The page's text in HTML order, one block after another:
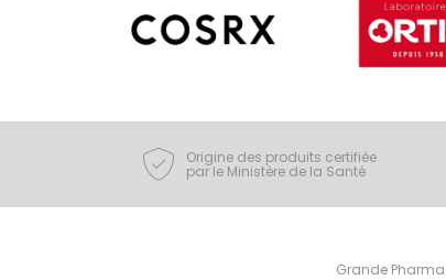
Origine des produits certifiée
par le Ministère de la Santé
Grande